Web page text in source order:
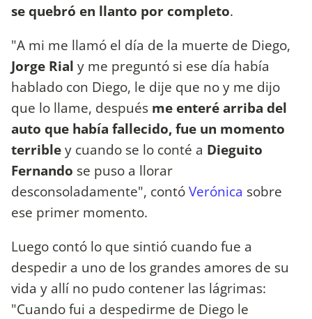
se quebró en llanto por completo.
"A mi me llamó el día de la muerte de Diego,
Jorge Rial y me preguntó si ese día había
hablado con Diego, le dije que no y me dijo
que lo llame, después me enteré arriba del
auto que había fallecido, fue un momento
terribley cuando se lo conté a Dieguito
Fernando se puso a llorar
desconsoladamente", contóVerónica sobre
ese primer momento.
Luego contó lo que sintió cuando fue a
despedir a uno de los grandes amores de su
vida y allí no pudo contener las lágrimas:
"Cuando fui a despedirme de Diego le